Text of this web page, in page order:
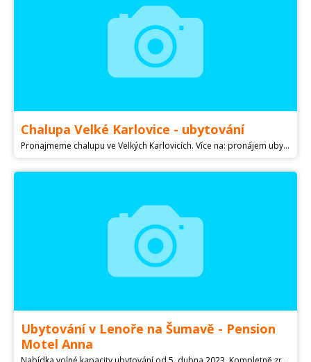
Chalupa Velké Karlovice - ubytování
Pronajmeme chalupu ve Velkých Karlovicích. Více na: pronájem ubytování chata chalupa Velké Karlovice
Ubytování v Lenoře na Šumavě - Pension
Motel Anna